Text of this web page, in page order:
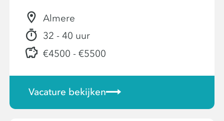
Almere
32 - 40 uur
€4500 - €5500
Vacature bekijken